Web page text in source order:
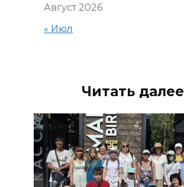
Август 2026
« Июл
Читать далее